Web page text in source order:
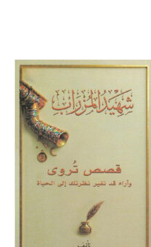
إضافة
الرغبات